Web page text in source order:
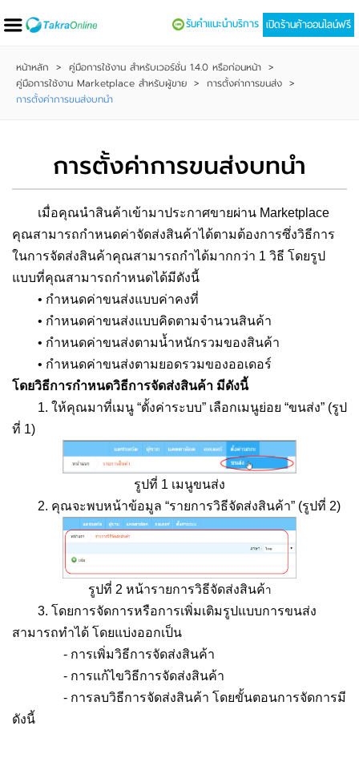
เปิดร้านค้าออนไลน์ฟรี
รับคำแนะนำบริการ
หน้าหลัก > คู่มือการใช้งาน สำหรับเวอร์ชั่น 1.4.0 หรือก่อนหน้า >
คู่มือการใช้งาน Marketplace สำหรับผู้ขาย > การตั้งค่าการขนส่ง >
การตั้งค่าการขนส่งบทนำ
การตั้งค่าการขนส่งบทนำ
เมื่อคุณนำสินค้าเข้ามาประกาศขายผ่าน Marketplace
คุณสามารถกำหนดค่าจัดส่งสินค้าได้ตามต้องการซึ่งวิธีการ
ในการจัดส่งสินค้าคุณสามารถกำได้มากกว่า 1 วิธี โดยรูป
แบบที่คุณสามารถกำหนดได้มีดังนี้
• กำหนดค่าขนส่งแบบค่าคงที่
• กำหนดค่าขนส่งแบบคิดตามจำนวนสินค้า
• กำหนดค่าขนส่งตามน้ำหนักรวมของสินค้า
• กำหนดค่าขนส่งตามยอดรวมของออเดอร์
โดยวิธีการกำหนดวิธีการจัดส่งสินค้า มีดังนี้
1. ให้คุณมาที่เมนู “ตั้งค่าระบบ” เลือกเมนูย่อย “ขนส่ง” (รูป
ที่ 1)
รูปที่ 1 เมนูขนส่ง
2. คุณจะพบหน้าข้อมูล “รายการวิธีจัดส่งสินค้า” (รูปที่ 2)
รูปที่ 2 หน้ารายการวิธีจัดส่งสินค้า
3. โดยการจัดการหรือการเพิ่มเติมรูปแบบการขนส่ง
สามารถทำได้ โดยแบ่งออกเป็น
- การเพิ่มวิธีการจัดส่งสินค้า
- การแก้ไขวิธีการจัดส่งสินค้า
- การลบวิธีการจัดส่งสินค้า โดยขั้นตอนการจัดการมี
ดังนี้